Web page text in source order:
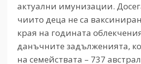
актуални имунизации.
чиито деца не са
края на годината
данъчните задълженията,
на семействата – 737